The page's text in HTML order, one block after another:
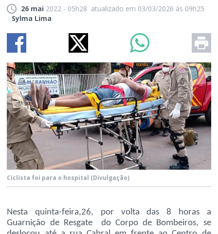
26 mai 2022 - 05h28 atualizado em 03/03/2026 às 09h25
Sylma Lima
Ciclista foi para o hospital (Divulgação)
Nesta quinta-feira,26, por volta das 8 horas a
Guarnição de Resgate do Corpo de Bombeiros, se